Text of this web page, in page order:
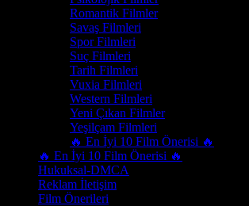
Romantik Filmler
Savaş Filmleri
Spor Filmleri
Suç Filmleri
Tarih Filmleri
Vuxia Filmleri
Western Filmleri
Yeni Çıkan Filmler
Yeşilçam Filmleri
🔥 En İyi 10 Film Önerisi 🔥
🔥 En İyi 10 Film Önerisi 🔥
Hukuksal-DMCA
Reklam İletişim
Film Önerileri